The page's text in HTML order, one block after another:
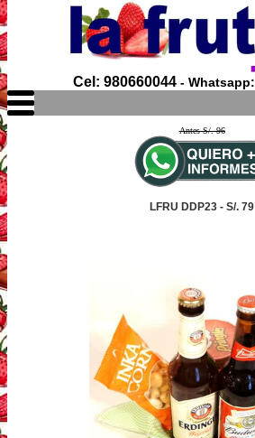
Cel: 980660044- Whatsapp:
Antes S/. 96
LFRU DDP23 - S/. 79